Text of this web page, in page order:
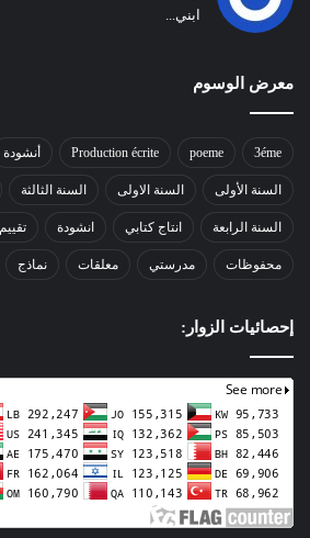
ابني...
معرض الوسوم
3éme
poeme
Production écrite أنشودة
السنة الأولى السنة الاولى السنة الثالثة
السنة الرابعة انتاج كتابي انشودة تقييم
محفوظات مدرستي معلقات نماذج
إحصائيات الزوار: